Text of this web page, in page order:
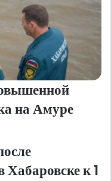
на Амуре
Хабаровске к 1